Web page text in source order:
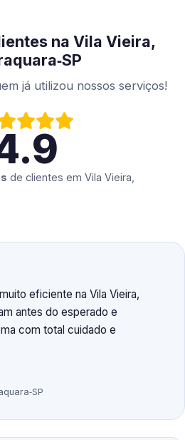
na Vila Vieira,
já utilizou nossos serviços!
de clientes em Vila Vieira,
eficiente na Vila Vieira,
antes do esperado e
com total cuidado e